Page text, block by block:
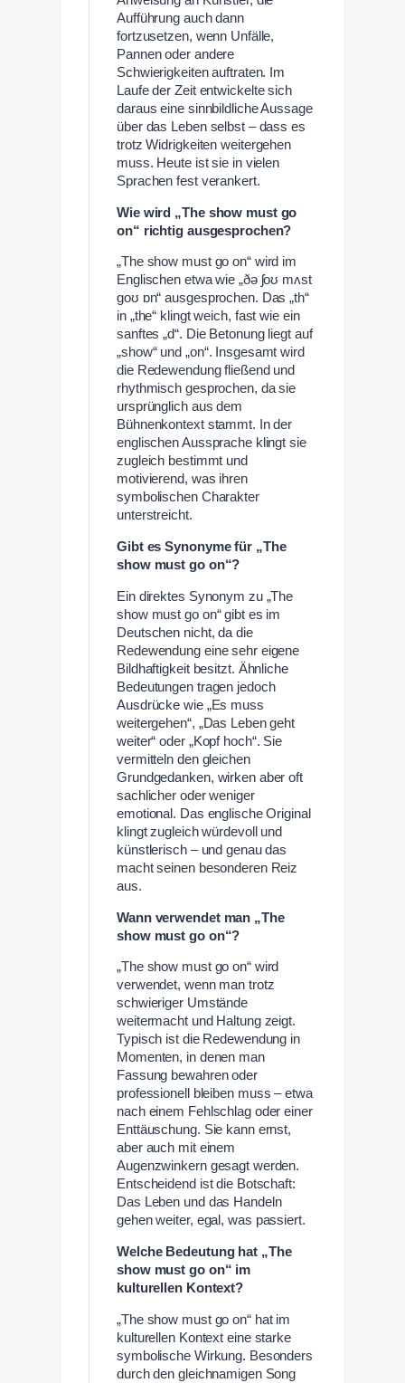
Aufführung auch dann
fortzusetzen, wenn Unfälle,
Pannen oder andere
Schwierigkeiten auftraten. Im
Laufe der Zeit entwickelte sich
daraus eine sinnbildliche Aussage
über das Leben selbst – dass es
trotz Widrigkeiten weitergehen
muss. Heute ist sie in vielen
Sprachen fest verankert.
Wie wird „The show must go
on“ richtig ausgesprochen?
„The show must go on“ wird im
Englischen etwa wie „ðə ʃoʊ mʌst
ɡoʊ ɒn“ ausgesprochen. Das „th“
in „the“ klingt weich, fast wie ein
sanftes „d“. Die Betonung liegt auf
„show“ und „on“. Insgesamt wird
die Redewendung fließend und
rhythmisch gesprochen, da sie
ursprünglich aus dem
Bühnenkontext stammt. In der
englischen Aussprache klingt sie
zugleich bestimmt und
motivierend, was ihren
symbolischen Charakter
unterstreicht.
Gibt es Synonyme für „The
show must go on“?
Ein direktes Synonym zu „The
show must go on“ gibt es im
Deutschen nicht, da die
Redewendung eine sehr eigene
Bildhaftigkeit besitzt. Ähnliche
Bedeutungen tragen jedoch
Ausdrücke wie „Es muss
weitergehen“, „Das Leben geht
weiter“ oder „Kopf hoch“. Sie
vermitteln den gleichen
Grundgedanken, wirken aber oft
sachlicher oder weniger
emotional. Das englische Original
klingt zugleich würdevoll und
künstlerisch – und genau das
macht seinen besonderen Reiz
aus.
Wann verwendet man „The
show must go on“?
„The show must go on“ wird
verwendet, wenn man trotz
schwieriger Umstände
weitermacht und Haltung zeigt.
Typisch ist die Redewendung in
Momenten, in denen man
Fassung bewahren oder
professionell bleiben muss – etwa
nach einem Fehlschlag oder einer
Enttäuschung. Sie kann ernst,
aber auch mit einem
Augenzwinkern gesagt werden.
Entscheidend ist die Botschaft:
Das Leben und das Handeln
gehen weiter, egal, was passiert.
Welche Bedeutung hat „The
show must go on“ im
kulturellen Kontext?
„The show must go on“ hat im
kulturellen Kontext eine starke
symbolische Wirkung. Besonders
durch den gleichnamigen Song